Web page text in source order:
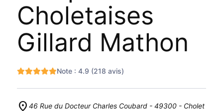
Choletaises
Gillard Mathon
Note : 4.9 (218 avis)
46 Rue du Docteur Charles Coubard - 49300 - Cholet